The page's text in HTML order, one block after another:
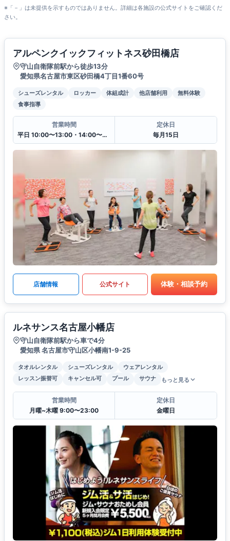
※「－」は未提供を示すものではありません。詳細は各施設の公式サイトをご確認くだ
さい。
アルペンクイックフィットネス砂田橋店
守山自衛隊前駅から徒歩13分
愛知県名古屋市東区砂田橋4丁目1番60号
シューズレンタル ロッカー 体組成計 他店舗利用
無料体験
食事指導
営業時間
平日 10:00〜13:00・14:00〜20:30
定休日
毎月15日
店舗情報 公式サイト 体験・相談予約
ルネサンス名古屋小幡店
守山自衛隊前駅から車で4分
愛知県 名古屋市守山区小幡南1-9-25
タオルレンタル シューズレンタル
ウェアレンタル
レッスン振替可
キャンセル可 プール サウナ もっと見る
営業時間
月曜~木曜 9:00〜23:00
定休日
金曜日